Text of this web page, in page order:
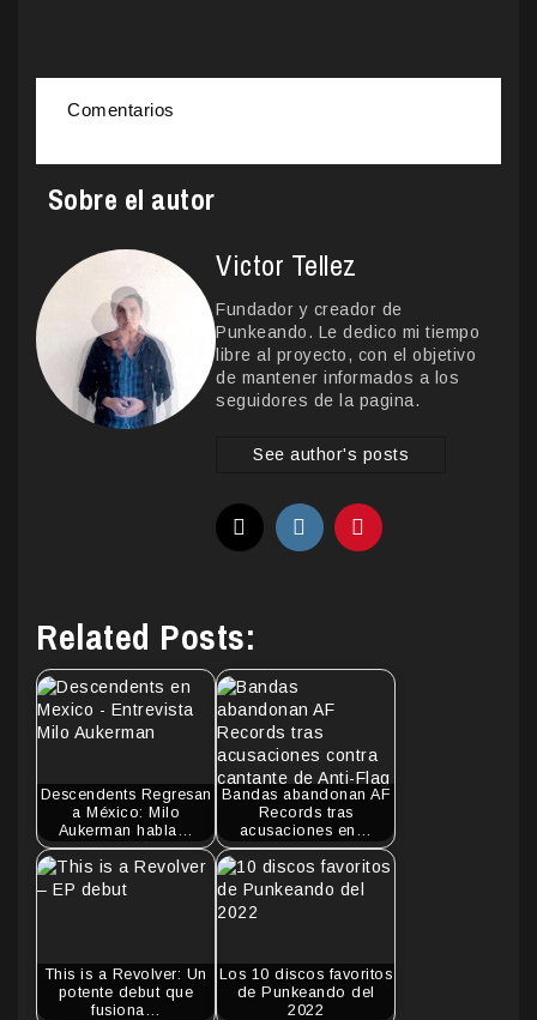
Comentarios
Sobre el autor
Victor Tellez
Fundador y creador de
Punkeando. Le dedico mi tiempo
libre al proyecto, con el objetivo
de mantener informados a los
seguidores de la pagina.
See author's posts
Related Posts:
Descendents Regresan
a México: Milo
Aukerman habla…
Bandas abandonan AF
Records tras
acusaciones en…
This is a Revolver: Un
potente debut que
fusiona…
Los 10 discos favoritos
de Punkeando del
2022